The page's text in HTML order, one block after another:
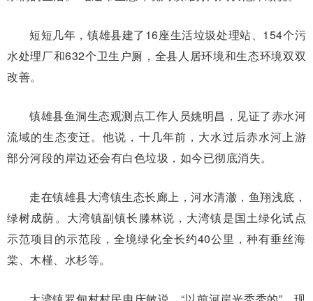
短短几年，镇雄县建了16座生活垃圾处理站、154个污
水处理厂和632个卫生户厕，全县人居环境和生态环境双双
改善。
镇雄县鱼洞生态观测点工作人员姚明昌，见证了赤水河
流域的生态变迁。他说，十几年前，大水过后赤水河上游
部分河段的岸边还会有白色垃圾，如今已彻底消失。
走在镇雄县大湾镇生态长廊上，河水清澈，鱼翔浅底，
绿树成荫。大湾镇副镇长滕林说，大湾镇是国土绿化试点
示范项目的示范段，全境绿化全长约40公里，种有垂丝海
棠、木槿、水杉等。